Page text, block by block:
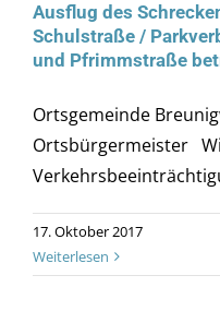
Ausflug des
Schulstraße /
und Pfrimmstraße
Ortsgemeinde
Ortsbürgermeister
17. Oktober 2017
Weiterlesen